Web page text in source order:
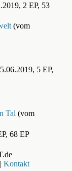
2 EP, 53
(vom
5 EP,
Tal (vom
68 EP
| Kontakt